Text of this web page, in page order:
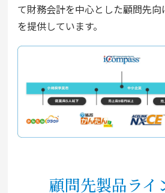
て財務会計を中心とした顧問先
を提供しています。
顧問先製品ライ